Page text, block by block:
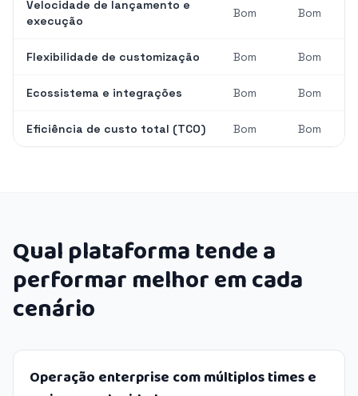
Velocidade de lançamento e
execução
Bom Bom
Flexibilidade de customização Bom Bom
Ecossistema e integrações Bom Bom
Eficiência de custo total (TCO) Bom Bom
Qual plataforma tende a
performar melhor em cada
cenário
Operação enterprise com múltiplos times e